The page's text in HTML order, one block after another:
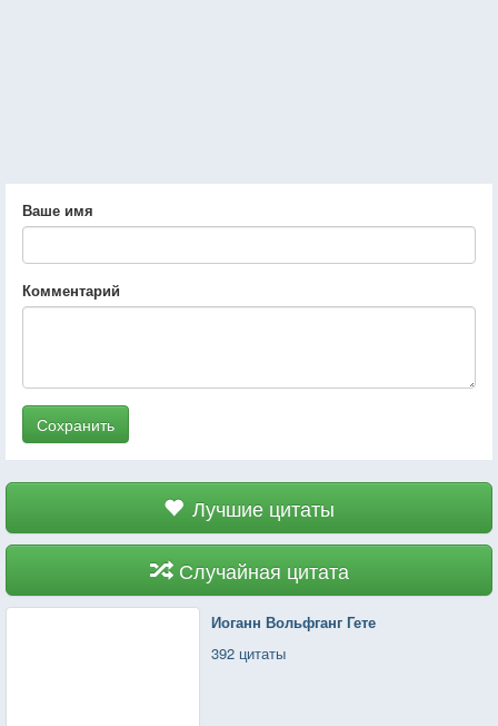
Ваше имя
Комментарий
Сохранить
Лучшие цитаты
Случайная цитата
Иоганн Вольфганг Гете
392 цитаты